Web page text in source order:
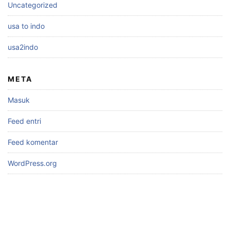
Uncategorized
usa to indo
usa2indo
META
Masuk
Feed entri
Feed komentar
WordPress.org